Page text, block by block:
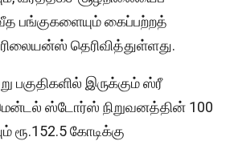
பங்குகளையும் கைப்பற்றத்
தெரிவித்துள்ளது.
பகுதிகளில் இருக்கும் ஸ்ரீ
ஸ்டோர்ஸ் நிறுவனத்தின் 100
ரூ.152.5 கோடிக்கு